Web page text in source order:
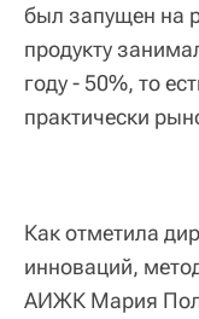
был запущен на
продукту
году - 50%, то
практически
Как отметила
инноваций,
АИЖК Мария